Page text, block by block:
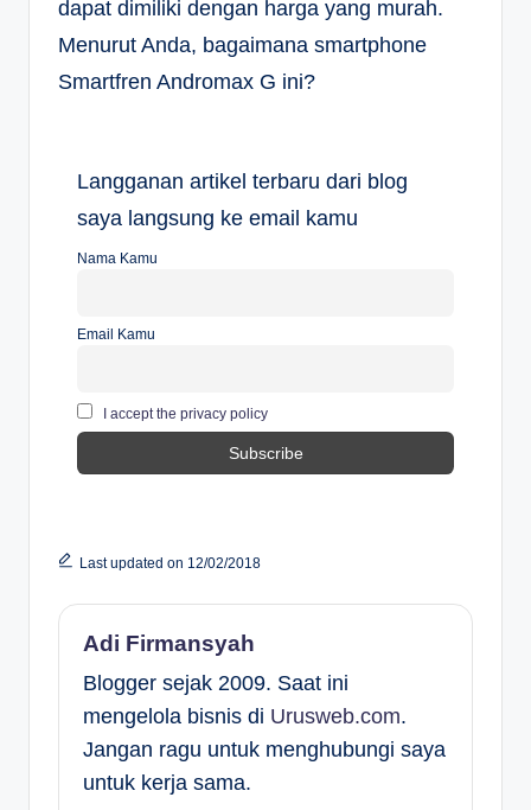
dapat dimiliki dengan harga yang murah.
Menurut Anda, bagaimana smartphone
Smartfren Andromax G ini?
Langganan artikel terbaru dari blog
saya langsung ke email kamu
Nama Kamu
Email Kamu
I accept the privacy policy
Last updated on 12/02/2018
Adi Firmansyah
Blogger sejak 2009. Saat ini
mengelola bisnis di Urusweb.com.
Jangan ragu untuk menghubungi saya
untuk kerja sama.